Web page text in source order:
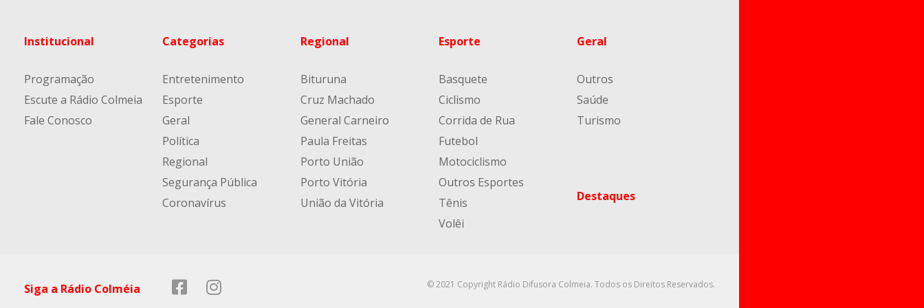
Institucional
Programação
Escute a Rádio Colmeia
Fale Conosco
Categorias
Entretenimento
Esporte
Geral
Política
Regional
Segurança Pública
Coronavírus
Regional
Bituruna
Cruz Machado
General Carneiro
Paula Freitas
Porto União
Porto Vitória
União da Vitória
Esporte
Basquete
Ciclismo
Corrida de Rua
Futebol
Motociclismo
Outros Esportes
Tênis
Volêi
Geral
Outros
Saúde
Turismo
Destaques
Siga a Rádio Colméia © 2021 Copyright Rádio Difusora Colmeia. Todos os Direitos Reservados.